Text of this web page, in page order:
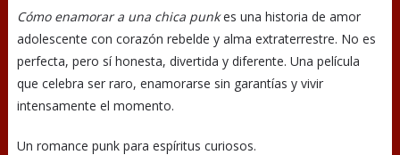
Cómo enamorar a una chica punkes una historia de amor
adolescente con corazón rebelde y alma extraterrestre. No es
perfecta, pero sí honesta, divertida y diferente. Una película
que celebra ser raro, enamorarse sin garantías y vivir
intensamente el momento.
Un romance punk para espíritus curiosos.